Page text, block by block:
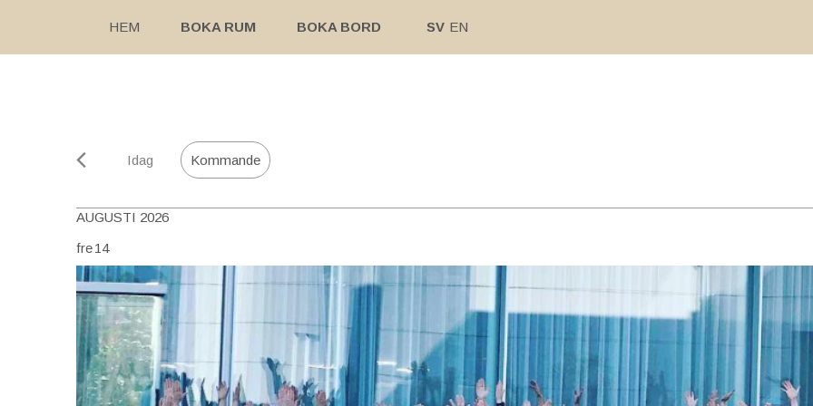
HEM BOKA RUM BOKA BORD SV EN
Idag
Kommande
AUGUSTI 2026
fre14